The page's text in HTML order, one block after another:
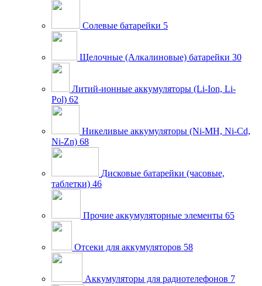
Солевые батарейки 5
Щелочные (Алкалиновые) батарейки 30
Литий-ионные аккумуляторы (Li-Ion, Li-
Pol) 62
Никеливые аккумуляторы (Ni-MH, Ni-Cd,
Ni-Zn) 68
Дисковые батарейки (часовые,
таблетки) 46
Прочие аккумуляторные элементы 65
Отсеки для аккумуляторов 58
Аккумуляторы для радиотелефонов 7